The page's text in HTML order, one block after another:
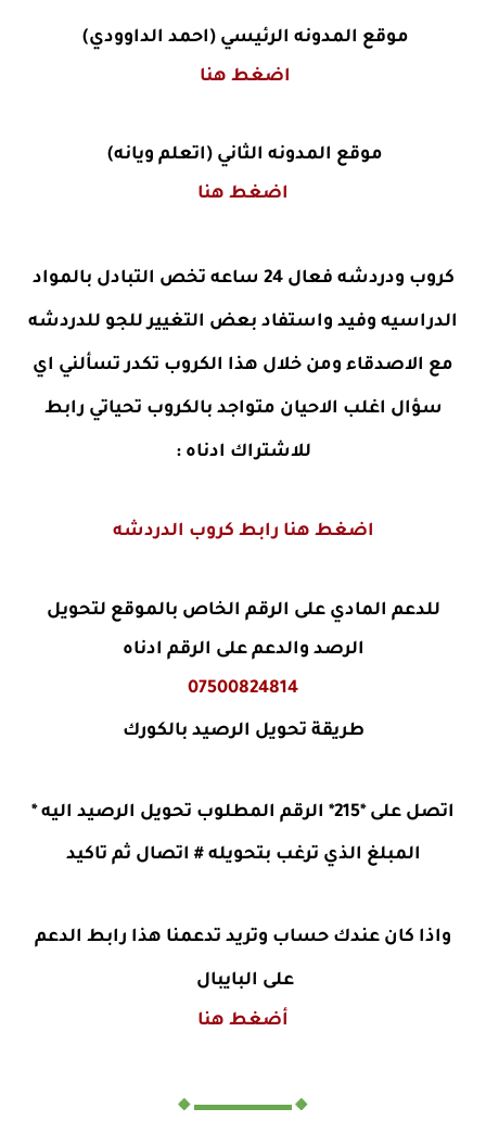
موقع المدونه الرئيسي (احمد الداوودي)
اضغط هنا
موقع المدونه الثاني (اتعلم ويانه)
اضغط هنا
كروب ودردشه فعال 24 ساعه تخص التبادل بالمواد
الدراسيه وفيد واستفاد بعض التغيير للجو للدردشه
مع الاصدقاء ومن خلال هذا الكروب تكدر تسألني اي
سؤال اغلب الاحيان متواجد بالكروب تحياتي رابط
للاشتراك ادناه:
اضغط هنا رابط كروب الدردشه
للدعم المادي على الرقم الخاص بالموقع لتحويل
الرصد والدعم على الرقم ادناه
07500824814
طريقة تحويل الرصيد بالكورك
اتصل على *215* الرقم المطلوب تحويل الرصيد اليه *
المبلغ الذي ترغب بتحويله # اتصال ثم تاكيد
واذا كان عندك حساب وتريد تدعمنا هذا رابط الدعم
على البايبال
أضغط هنا
🔸▬▬▬▬▬🔸